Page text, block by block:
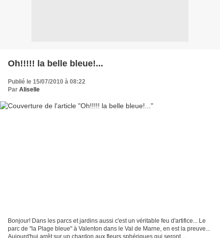
Oh!!!!! la belle bleue!...
Publié le 15/07/2010 à 08:22
Par Aliselle
Bonjour! Dans les parcs et jardins aussi c'est un véritable feu d'artifice... Le
parc de "la Plage bleue" à Valenton dans le Val de Marne, en est la preuve...
Aujourd'hui arrêt sur un chardon aux fleurs sphériques qui seront